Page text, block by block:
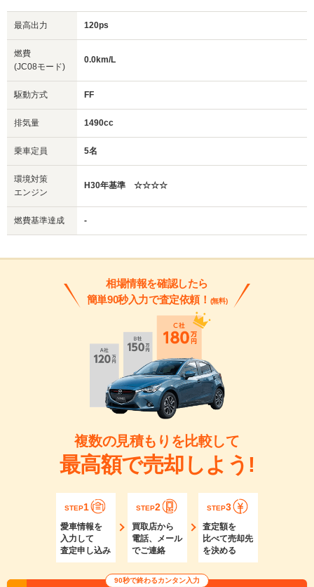
最高出力 120ps
燃費
(JC08モード)
0.0km/L
駆動方式 FF
排気量 1490cc
乗車定員 5名
環境対策
エンジン
H30年基準 ☆☆☆☆
燃費基準達成 -
相場情報を確認したら
簡単90秒入力で査定依頼！ (無料)
複数の見積もりを比較して
最高額で売却しよう!
STEP1
愛車情報を
入力して
査定申し込み
STEP2
買取店から
電話、メール
でご連絡
STEP3
査定額を
比べて売却先
を決める
90秒で終わるカンタン入力